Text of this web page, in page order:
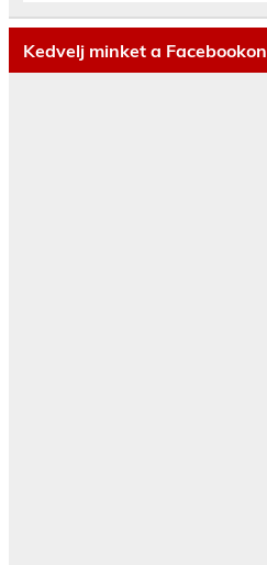
Kedvelj minket a Facebookon